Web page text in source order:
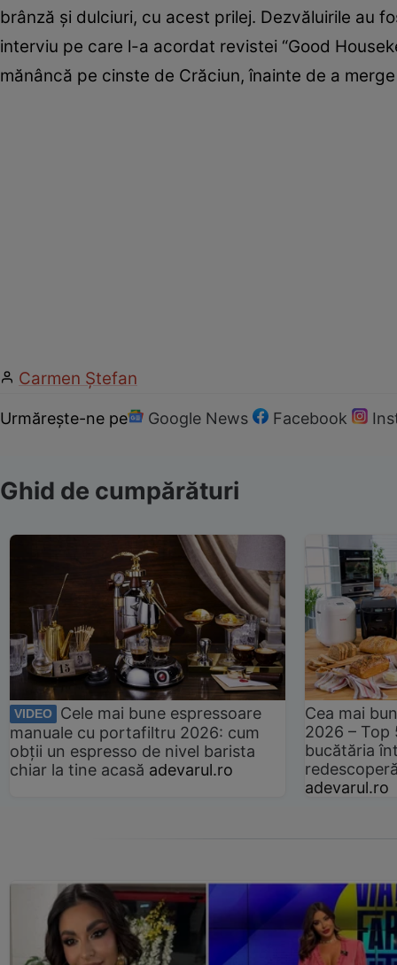
brânză şi dulciuri, cu acest prilej. Dezvăluirile au
interviu pe care l-a acordat revistei “Good
mănâncă pe cinste de Crăciun, înainte de a
Carmen Ştefan
Urmărește-ne pe Google News Facebook
Ghid de cumpărături
VIDEO
Cele mai bune espressoare
manuale cu portafiltru 2026: cum
obții un espresso de nivel barista
chiar la tine acasă adevarul.ro
Cea mai
2026 –
bucătăria
adevarul.ro